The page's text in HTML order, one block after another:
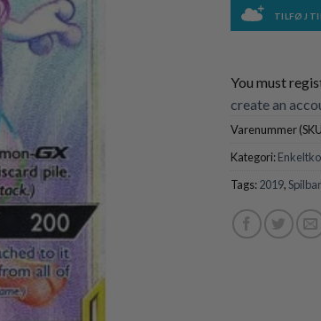
TILFØJ
You must
create an
Varenummer
Kategori:
Tags:2019,Spilbar